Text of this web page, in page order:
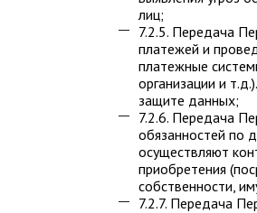
лиц;
7.2.5. Передача
платежей и
платежные
организации и
защите данных;
7.2.6. Передача
обязанностей по
осуществляют
приобретения
собственности,
7.2.7. Передача